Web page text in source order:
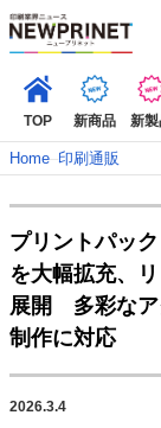
TOP 新商品 新
TOP
新着記
インタビュー
カテゴリー一覧
新商品 新製品
SDGs・地域
Home–印刷通販
プリントパッ
を大幅拡充、
展開 多彩なア
制作に対応
2026.3.4